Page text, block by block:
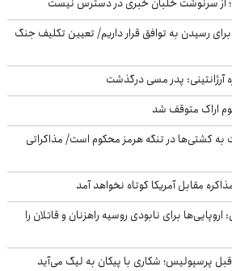
رسیدن به توافق قرار داریم/ تعیین تکلیف جنگ
آرژانتینی: پدر مسی درگذشت
اراک متوقف شد
به کشتی‌ها در تنگه هرمز محکوم است/ مذاکراتی
مقابل آمریکا کوتاه نخواهد آمد
برای نابودی روسیه راهزنان و قاتلان را
پرسپولیس؛ شکاری با پیکان به لیگ می‌آید